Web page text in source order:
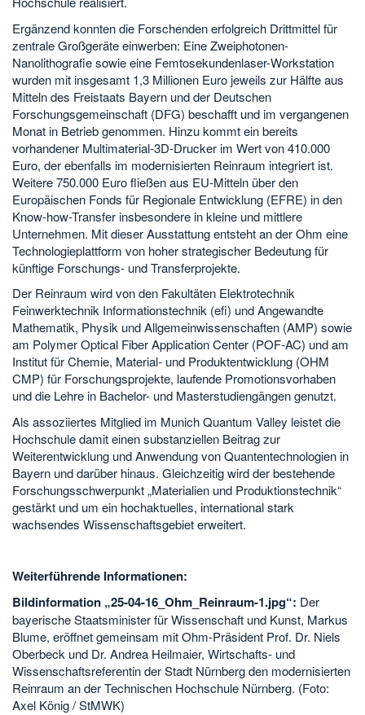
Ergänzend konnten die Forschenden erfolgreich Drittmittel für
zentrale Großgeräte einwerben: Eine Zweiphotonen-
Nanolithografie sowie eine Femtosekundenlaser-Workstation
wurden mit insgesamt 1,3 Millionen Euro jeweils zur Hälfte aus
Mitteln des Freistaats Bayern und der Deutschen
Forschungsgemeinschaft (DFG) beschafft und im vergangenen
Monat in Betrieb genommen. Hinzu kommt ein bereits
vorhandener Multimaterial-3D-Drucker im Wert von 410.000
Euro, der ebenfalls im modernisierten Reinraum integriert ist.
Weitere 750.000 Euro fließen aus EU-Mitteln über den
Europäischen Fonds für Regionale Entwicklung (EFRE) in den
Know-how-Transfer insbesondere in kleine und mittlere
Unternehmen. Mit dieser Ausstattung entsteht an der Ohm eine
Technologieplattform von hoher strategischer Bedeutung für
künftige Forschungs- und Transferprojekte.
Der Reinraum wird von den Fakultäten Elektrotechnik
Feinwerktechnik Informationstechnik (efi) und Angewandte
Mathematik, Physik und Allgemeinwissenschaften (AMP) sowie
am Polymer Optical Fiber Application Center (POF-AC) und am
Institut für Chemie, Material- und Produktentwicklung (OHM
CMP) für Forschungsprojekte, laufende Promotionsvorhaben
und die Lehre in Bachelor- und Masterstudiengängen genutzt.
Als assoziiertes Mitglied im Munich Quantum Valley leistet die
Hochschule damit einen substanziellen Beitrag zur
Weiterentwicklung und Anwendung von Quantentechnologien in
Bayern und darüber hinaus. Gleichzeitig wird der bestehende
Forschungsschwerpunkt „Materialien und Produktionstechnik“
gestärkt und um ein hochaktuelles, international stark
wachsendes Wissenschaftsgebiet erweitert.
Weiterführende Informationen:
Bildinformation „25-04-16_Ohm_Reinraum-1.jpg“: Der
bayerische Staatsminister für Wissenschaft und Kunst, Markus
Blume, eröffnet gemeinsam mit Ohm-Präsident Prof. Dr. Niels
Oberbeck und Dr. Andrea Heilmaier, Wirtschafts- und
Wissenschaftsreferentin der Stadt Nürnberg den modernisierten
Reinraum an der Technischen Hochschule Nürnberg. (Foto:
Axel König / StMWK)